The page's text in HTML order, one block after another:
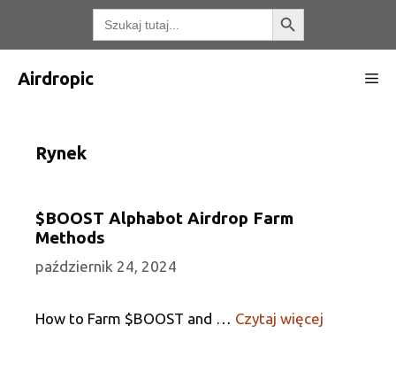
treści
Wyszukaj: Przycisk wyszukiwania
Airdropic
Rynek
$BOOST Alphabot Airdrop Farm
Methods
październik 24, 2024
How to Farm $BOOST and … Czytaj więcej